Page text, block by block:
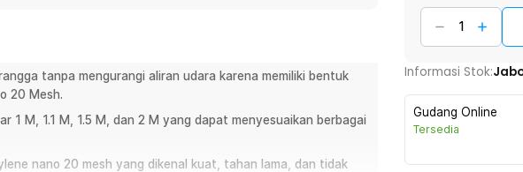
tanpa mengurangi aliran udara karena memiliki bentuk
20 Mesh.
1 M, 1.1 M, 1.5 M, dan 2 M yang dapat menyesuaikan berbagai
nano 20 mesh yang dikenal kuat, tahan lama, dan tidak
Informasi Stok:
Gudang Online
Tersedia